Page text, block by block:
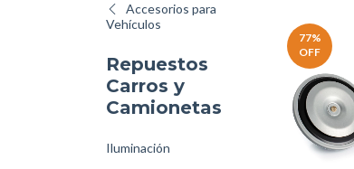
Accesorios para
Vehículos
Repuestos
Carros y
Camionetas
Iluminación
77%
OFF